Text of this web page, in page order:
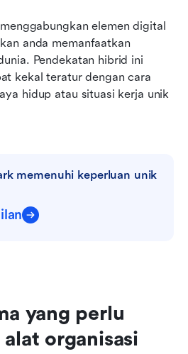
elemen digital
anda memanfaatkan
Pendekatan hibrid ini
kekal teratur dengan cara
hidup atau situasi kerja unik
memenuhi keperluan unik
yang perlu
organisasi